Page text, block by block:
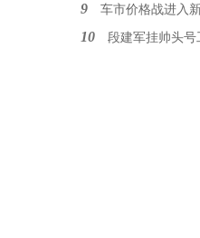
9 车市价格战进入
10 段建军挂帅头